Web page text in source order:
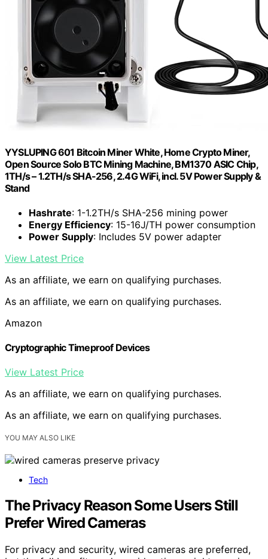
YYSLUPING 601 Bitcoin Miner White, Home Crypto Miner,
Open Source Solo BTC Mining Machine, BM1370 ASIC Chip,
1TH/s – 1.2TH/s SHA-256, 2.4G WiFi, incl. 5V Power Supply &
Stand
Hashrate: 1-1.2TH/s SHA-256 mining power
Energy Efficiency: 15-16J/TH power consumption
Power Supply: Includes 5V power adapter
View Latest Price
As an affiliate, we earn on qualifying purchases.
As an affiliate, we earn on qualifying purchases.
Amazon
Cryptographic Timeproof Devices
View Latest Price
As an affiliate, we earn on qualifying purchases.
As an affiliate, we earn on qualifying purchases.
YOU MAY ALSO LIKE
Tech
The Privacy Reason Some Users Still
Prefer Wired Cameras
For privacy and security, wired cameras are preferred,